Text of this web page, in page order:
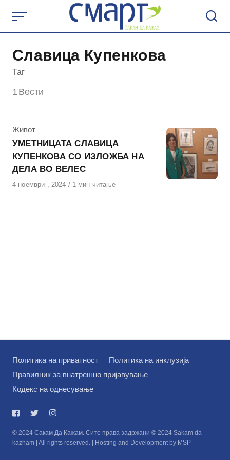
content
Славица Купенкова
Таг
1 Вести
КАтегорија
Живот
УМЕТНИЦАТА СЛАВИЦА
КУПЕНКОВА СО ИЗЛОЖБА НА
ДЕЛА ВО ВЕЛЕС
Објавено
4 ноември , 2024 1 мин читање
Политика на приватност
Политика на инклузија
Правилник за внатрешно пријавување
Кодекс на однесување
© 2024 Сакам Да Кажам. Сите права задржани © 2024 Sakam da
kazham | All rights reserved. | Hosting and Development by MSP